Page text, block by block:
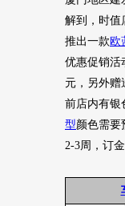
解到，时值
推出一款欧
优惠促销活
元，另外赠
前店内有银
型颜色需要
2-3周，订